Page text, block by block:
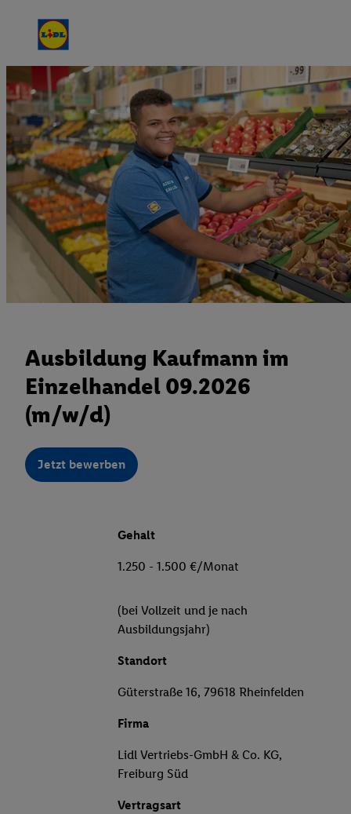
Ausbildung Kaufmann im
Einzelhandel 09.2026
(m/w/d)
Jetzt bewerben
Gehalt
1.250 - 1.500 €/Monat
(bei Vollzeit und je nach
Ausbildungsjahr)
Standort
Güterstraße 16, 79618 Rheinfelden
Firma
Lidl Vertriebs-GmbH & Co. KG,
Freiburg Süd
Vertragsart